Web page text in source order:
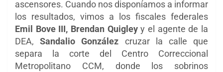
ascensores. Cuando nos disponíamos a informar
los resultados, vimos a los fiscales federales
Emil Bove III, Brendan Quigleyy el agente de la
DEA,Sandalio González cruzar la calle que
separa la corte del Centro Correccional
Metropolitano CCM, donde los sobrinos